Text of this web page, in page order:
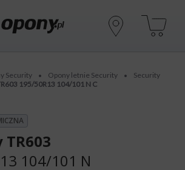
Security • Opony letnie Security •
Security
195/50R13 104/101 N C
104/101 N